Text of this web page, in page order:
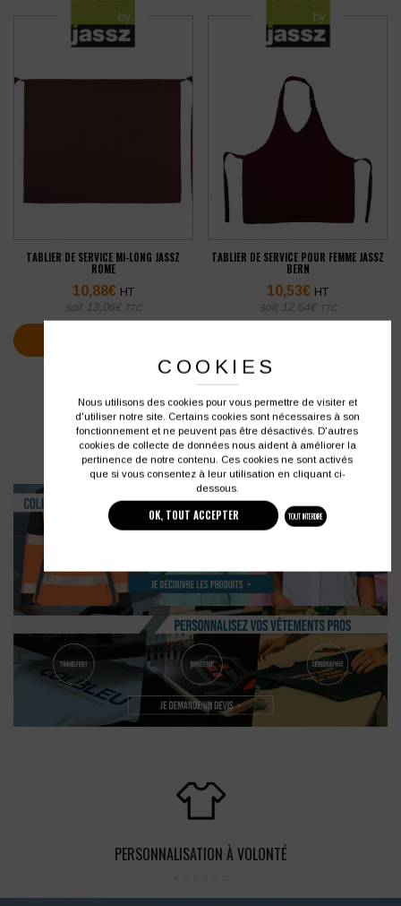
TABLIER DE SERVICE MI-LONG JASSZ
ROME
10,88€ HT
soit 13,06€ TTC
TABLIER DE SERVICE POUR FEMME JASSZ
BERN
10,53€ HT
soit 12,64€ TTC
[ 4 produits ]
PERSONNALISATION À VOLONTÉ
COOKIES
Nous utilisons des cookies pour vous permettre de visiter et
d'utiliser notre site. Certains cookies sont nécessaires à son
fonctionnement et ne peuvent pas être désactivés. D'autres
cookies de collecte de données nous aident à améliorer la
pertinence de notre contenu. Ces cookies ne sont activés
que si vous consentez à leur utilisation en cliquant ci-
dessous.
OK, TOUT ACCEPTER TOUT INTERDIRE